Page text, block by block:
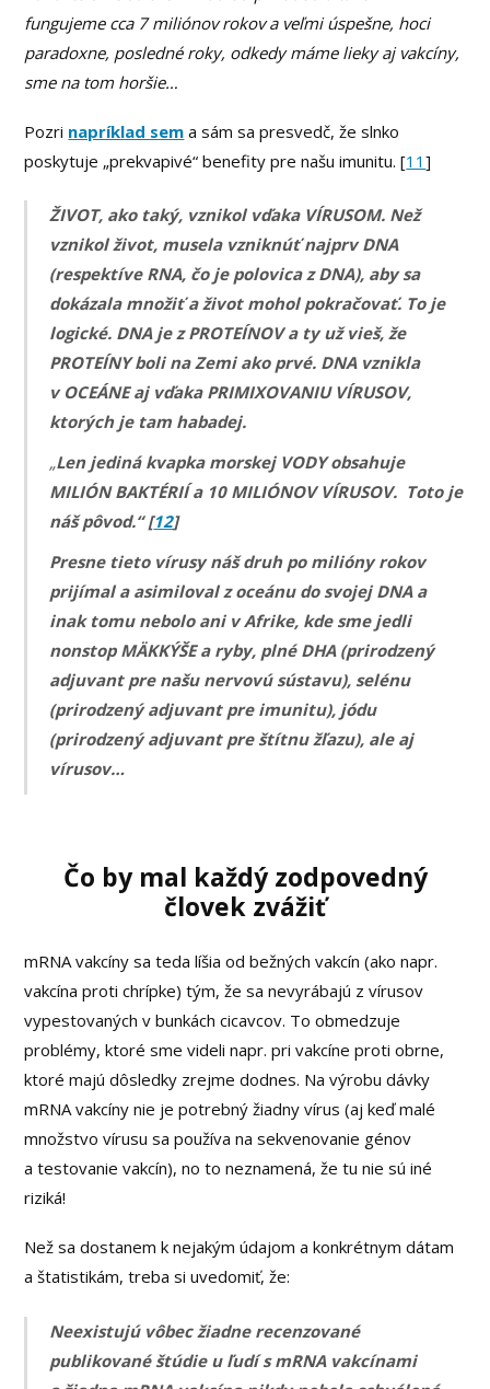
fungujeme cca 7 miliónov rokov a veľmi úspešne, hoci
paradoxne, posledné roky, odkedy máme lieky aj vakcíny,
sme na tom horšie…
Pozri napríklad sem a sám sa presvedč, že slnko
poskytuje „prekvapivé“ benefity pre našu imunitu. [11]
ŽIVOT, ako taký, vznikol vďaka VÍRUSOM. Než
vznikol život, musela vzniknúť najprv DNA
(respektíve RNA, čo je polovica z DNA), aby sa
dokázala množiť a život mohol pokračovať. To je
logické. DNA je z PROTEÍNOV a ty už vieš, že
PROTEÍNY boli na Zemi ako prvé. DNA vznikla
v OCEÁNE aj vďaka PRIMIXOVANIU VÍRUSOV,
ktorých je tam habadej.
„Len jediná kvapka morskej VODY obsahuje
MILIÓN BAKTÉRIÍ a 10 MILIÓNOV VÍRUSOV. Toto je
náš pôvod.“ [12]
Presne tieto vírusy náš druh po milióny rokov
prijímal a asimiloval z oceánu do svojej DNA a
inak tomu nebolo ani v Afrike, kde sme jedli
nonstop MÄKKÝŠE a ryby, plné DHA (prirodzený
adjuvant pre našu nervovú sústavu), selénu
(prirodzený adjuvant pre imunitu), jódu
(prirodzený adjuvant pre štítnu žľazu), ale aj
vírusov…
Čo by mal každý zodpovedný
človek zvážiť
mRNA vakcíny sa teda líšia od bežných vakcín (ako napr.
vakcína proti chrípke) tým, že sa nevyrábajú z vírusov
vypestovaných v bunkách cicavcov. To obmedzuje
problémy, ktoré sme videli napr. pri vakcíne proti obrne,
ktoré majú dôsledky zrejme dodnes. Na výrobu dávky
mRNA vakcíny nie je potrebný žiadny vírus (aj keď malé
množstvo vírusu sa používa na sekvenovanie génov
a testovanie vakcín), no to neznamená, že tu nie sú iné
riziká!
Než sa dostanem k nejakým údajom a konkrétnym dátam
a štatistikám, treba si uvedomiť, že:
Neexistujú vôbec žiadne recenzované
publikované štúdie u ľudí s mRNA vakcínami